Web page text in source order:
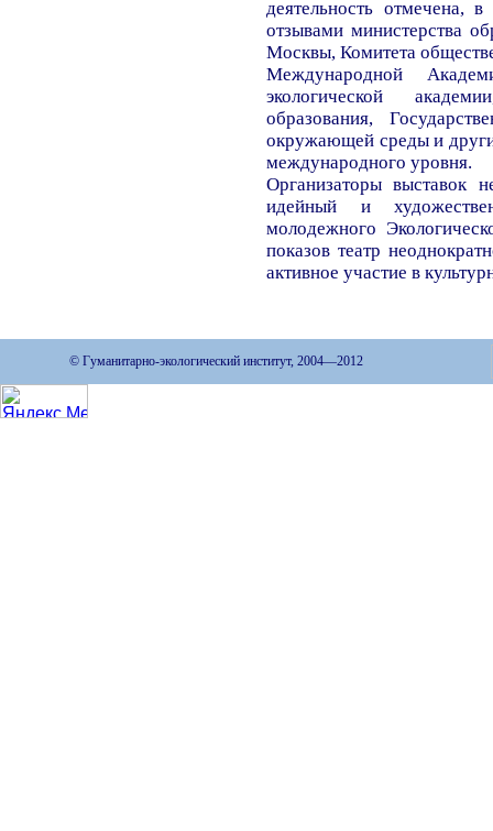
деятельность отмечена,
отзывами министерства
Москвы, Комитета
Международной
экологической
образования,
окружающей среды и
международного уровня.
Организаторы выставок
идейный и
молодежного
показов театр
активное участие в
© Гуманитарно-экологический институт, 2004—2012